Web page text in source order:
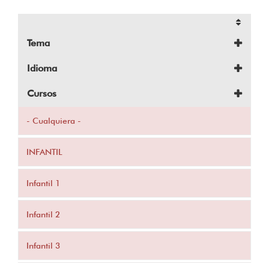
Tema
Idioma
Cursos
- Cualquiera -
INFANTIL
Infantil 1
Infantil 2
Infantil 3